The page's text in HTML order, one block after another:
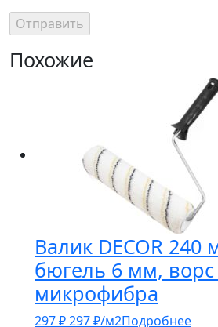
Похожие
Валик DECOR
бюгель 6 мм,
микрофибра
297₽297₽/м2Подробнее